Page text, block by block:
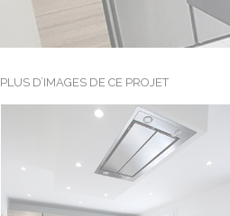
PLUS D’IMAGES DE CE PROJET